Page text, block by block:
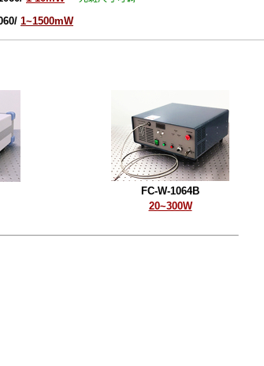
1~1500mW
FC-W-1064B
20~300W